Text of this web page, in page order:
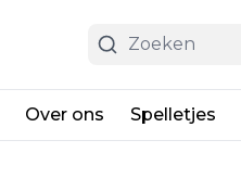
Over ons Spelletjes